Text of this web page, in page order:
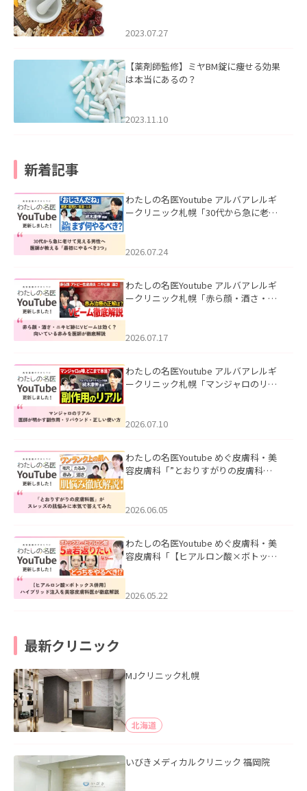
2023.07.27
【薬剤師監修】ミヤBM錠に痩せる効果
は本当にあるの？
2023.11.10
新着記事
わたしの名医Youtube アルバアレルギ
ークリニック札幌「30代から急に老け
た。
2026.07.24
わたしの名医Youtube アルバアレルギ
ークリニック札幌「赤ら顔・酒さ・ニ
した。
2026.07.17
わたしの名医Youtube アルバアレルギ
ークリニック札幌「マンジャロのリア
た。
2026.07.10
わたしの名医Youtube めぐ皮膚科・美
容皮膚科「”とおりすがりの皮膚科
2026.06.05
わたしの名医Youtube めぐ皮膚科・美
容皮膚科「【ヒアルロン酸×ボトック
た。
2026.05.22
最新クリニック
MJクリニック札幌
北海道
いびきメディカルクリニック 福岡院